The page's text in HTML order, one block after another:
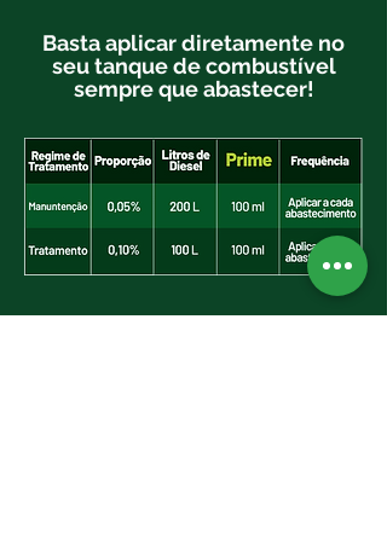
Basta aplicar diretamente no
seu tanque de combustível
sempre que abastecer!